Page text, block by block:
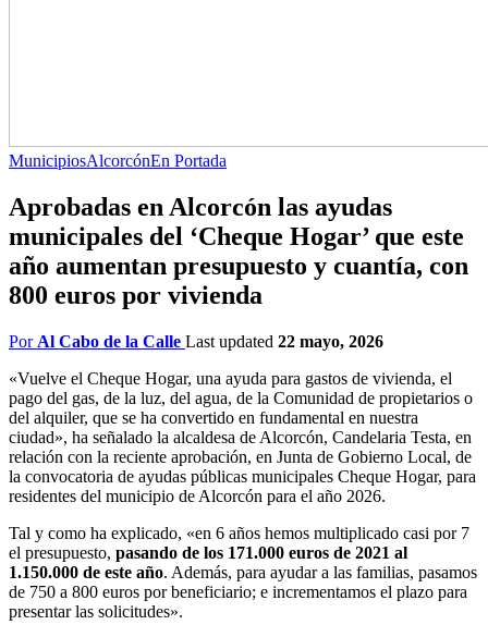
MunicipiosAlcorcónEn Portada
Aprobadas en Alcorcón las ayudas
municipales del ‘Cheque Hogar’ que este
año aumentan presupuesto y cuantía, con
800 euros por vivienda
Por Al Cabo de la Calle Last updated 22 mayo, 2026
«Vuelve el Cheque Hogar, una ayuda para gastos de vivienda, el
pago del gas, de la luz, del agua, de la Comunidad de propietarios o
del alquiler, que se ha convertido en fundamental en nuestra
ciudad», ha señalado la alcaldesa de Alcorcón, Candelaria Testa, en
relación con la reciente aprobación, en Junta de Gobierno Local, de
la convocatoria de ayudas públicas municipales Cheque Hogar, para
residentes del municipio de Alcorcón para el año 2026.
Tal y como ha explicado, «en 6 años hemos multiplicado casi por 7
el presupuesto, pasando de los 171.000 euros de 2021 al
1.150.000 de este año. Además, para ayudar a las familias, pasamos
de 750 a 800 euros por beneficiario; e incrementamos el plazo para
presentar las solicitudes».